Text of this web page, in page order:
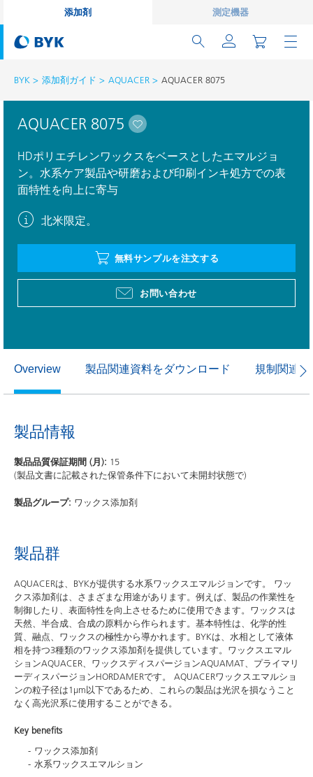
添加剤 測定機器
BYK 添加剤ガイド AQUACER AQUACER 8075
AQUACER 8075
HDポリエチレンワックスをベースとしたエマルジョ
ン。水系ケア製品や研磨および印刷インキ処方での表
面特性を向上に寄与
北米限定。
無料サンプルを注文する
お問い合わせ
Overview 製品関連資料をダウンロード 規制関連
製品情報
製品品質保証期間 (月): 15
(製品文書に記載された保管条件下において未開封状態で)
製品グループ: ワックス添加剤
製品群
AQUACERは、BYKが提供する水系ワックスエマルジョンです。 ワッ
クス添加剤は、さまざまな用途があります。例えば、製品の作業性を
制御したり、表面特性を向上させるために使用できます。ワックスは
天然、半合成、合成の原料から作られます。基本特性は、化学的性
質、融点、ワックスの極性から導かれます。BYKは、水相として液体
相を持つ3種類のワックス添加剤を提供しています。ワックスエマル
ションAQUACER、ワックスディスパージョンAQUAMAT、プライマリ
ーディスパージョンHORDAMERです。 AQUACERワックスエマルショ
ンの粒子径は1µm以下であるため、これらの製品は光沢を損なうこと
なく高光沢系に使用することができる。
Key benefits
ワックス添加剤
水系ワックスエマルション